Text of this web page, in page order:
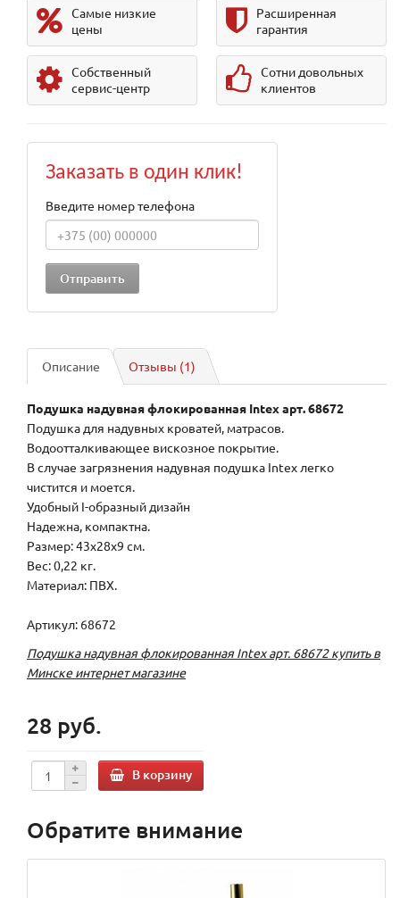
Самые низкие
цены
Расширенная
гарантия
Собственный
сервис-центр
Сотни довольных
клиентов
Заказать в один клик!
Введите номер телефона
Описание Отзывы (1)
Подушка надувная флокированная Intex арт. 68672
Подушка для надувных кроватей, матрасов.
Водоотталкивающее вискозное покрытие.
В случае загрязнения надувная подушка Intex легко
чистится и моется.
Удобный I-образный дизайн
Надежна, компактна.
Размер: 43х28х9 см.
Вес: 0,22 кг.
Материал: ПВХ.
Артикул: 68672
Подушка надувная флокированная Intex арт. 68672 купить в
Минске интернет магазине
28 руб.
В корзину
Обратите внимание